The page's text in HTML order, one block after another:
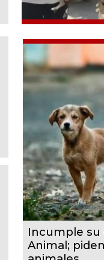
Incumple su
Animal;